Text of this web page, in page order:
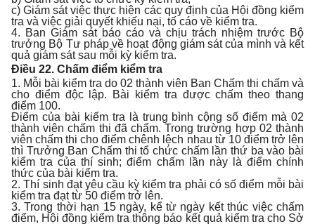
c) Giám sát việc thực hiện các quy định của Hội đồng kiểm
tra và việc giải quyết khiếu nại, tố cáo về kiểm tra.
4. Ban Giám sát báo cáo và chịu trách nhiệm trước Bộ
trưởng Bộ Tư pháp về hoạt động giám sát của mình và kết
quả giám sát sau mỗi kỳ kiểm tra.
Điều 22. Chấm điểm kiểm tra
1. Mỗi bài kiểm tra do 02 thành viên Ban Chấm thi chấm và
cho điểm độc lập. Bài kiểm tra được chấm theo thang
điểm 100.
Điểm của bài kiểm tra là trung bình cộng số điểm mà 02
thành viên chấm thi đã chấm. Trong trường hợp 02 thành
viên chấm thi cho điểm chênh lệch nhau từ 10 điểm trở lên
thì Trưởng Ban Chấm thi tổ chức chấm lần thứ ba vào bài
kiểm tra của thí sinh; điểm chấm lần này là điểm chính
thức của bài kiểm tra.
2. Thí sinh đạt yêu cầu kỳ kiểm tra phải có số điểm mỗi bài
kiểm tra đạt từ 50 điểm trở lên.
3. Trong thời hạn 15 ngày, kể từ ngày kết thúc việc chấm
điểm, Hội đồng kiểm tra thông báo kết quả kiểm tra cho Sở